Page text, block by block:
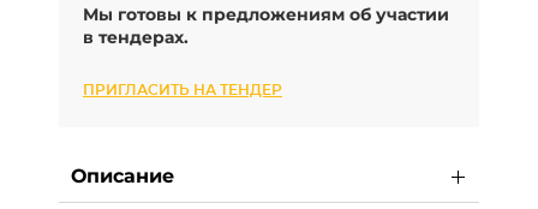
Мы готовы к предложениям об участии
в тендерах.
ПРИГЛАСИТЬ НА ТЕНДЕР
Описание